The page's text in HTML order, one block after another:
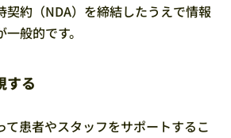
契約（NDA）を締結したうえで情報
般的です。
する
て患者やスタッフをサポートするこ